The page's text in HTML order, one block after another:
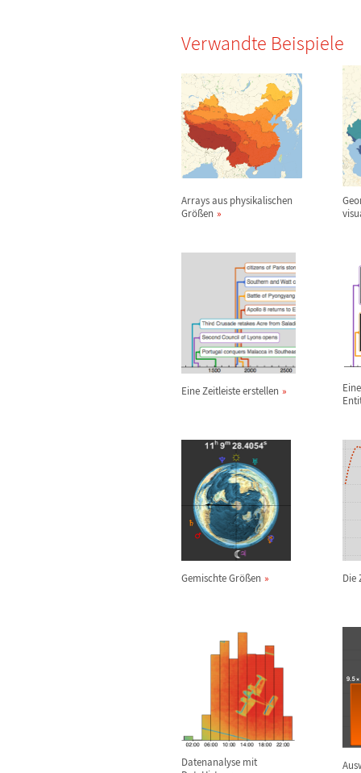
Verwandte Beispiele
Arrays aus physikalischen
Größen
Eine Zeitleiste erstellen
Gemischte Größen Die
Datenanalyse mit